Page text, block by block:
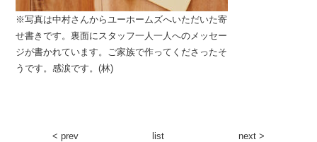
※写真は中村さんからユーホームズへいただいた寄
せ書きです。裏面にスタッフ一人一人へのメッセー
ジが書かれています。ご家族で作ってくださったそ
うです。感涙です。(林)
< prev list next >